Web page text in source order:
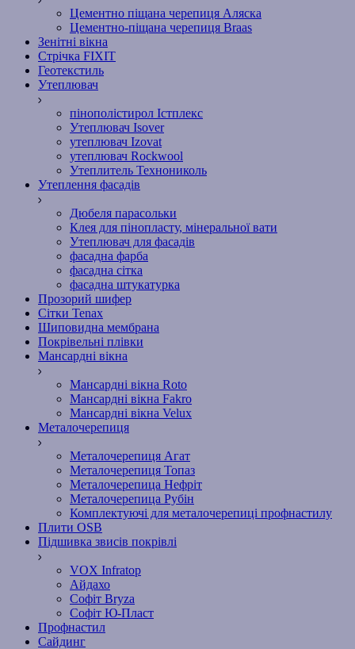
Цементно піщана черепиця Аляска
Цементно-піщана черепиця Braas
Зенітні вікна
Стрічка FIXIT
Геотекстиль
Утеплювач
пінополістирол Істплекс
Утеплювач Isover
утеплювач Izovat
утеплювач Rockwool
Утеплитель Технониколь
Утеплення фасадів
Дюбеля парасольки
Клея для пінопласту, мінеральної вати
Утеплювач для фасадів
фасадна фарба
фасадна сітка
фасадна штукатурка
Прозорий шифер
Сітки Tenax
Шиповидна мембрана
Покрівельні плівки
Мансардні вікна
Мансардні вікна Roto
Мансардні вікна Fakro
Мансардні вікна Velux
Металочерепиця
Металочерепиця Агат
Металочерепиця Топаз
Металочерепица Нефріт
Металочерепица Рубін
Комплектуючі для металочерепиці профнастилу
Плити OSB
Підшивка звисів покрівлі
VOX Infratop
Айдахо
Софiт Bryza
Софiт Ю-Пласт
Профнастил
Сайдинг